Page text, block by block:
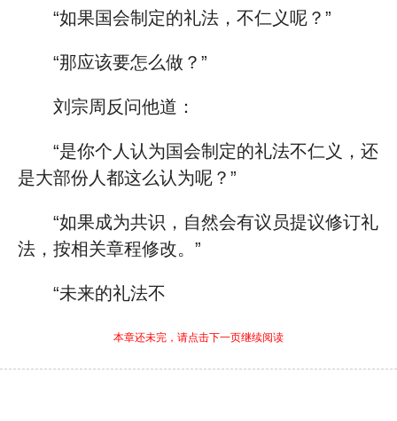
“如果国会制定的礼法，不仁义呢？”
“那应该要怎么做？”
刘宗周反问他道：
“是你个人认为国会制定的礼法不仁义，还
是大部份人都这么认为呢？”
“如果成为共识，自然会有议员提议修订礼
法，按相关章程修改。”
“未来的礼法不
本章还未完，请点击下一页继续阅读